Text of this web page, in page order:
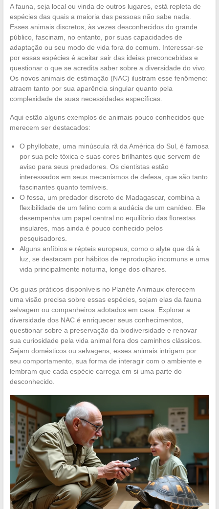
A fauna, seja local ou vinda de outros lugares, está repleta de
espécies das quais a maioria das pessoas não sabe nada.
Esses animais discretos, às vezes desconhecidos do grande
público, fascinam, no entanto, por suas capacidades de
adaptação ou seu modo de vida fora do comum. Interessar-se
por essas espécies é aceitar sair das ideias preconcebidas e
questionar o que se acredita saber sobre a diversidade do vivo.
Os novos animais de estimação (NAC) ilustram esse fenômeno:
atraem tanto por sua aparência singular quanto pela
complexidade de suas necessidades específicas.
Aqui estão alguns exemplos de animais pouco conhecidos que
merecem ser destacados:
O phyllobate, uma minúscula rã da América do Sul, é famosa
por sua pele tóxica e suas cores brilhantes que servem de
aviso para seus predadores. Os cientistas estão
interessados em seus mecanismos de defesa, que são tanto
fascinantes quanto temíveis.
O fossa, um predador discreto de Madagascar, combina a
flexibilidade de um felino com a audácia de um canídeo. Ele
desempenha um papel central no equilíbrio das florestas
insulares, mas ainda é pouco conhecido pelos
pesquisadores.
Alguns anfíbios e répteis europeus, como o alyte que dá à
luz, se destacam por hábitos de reprodução incomuns e uma
vida principalmente noturna, longe dos olhares.
Os guias práticos disponíveis no Planète Animaux oferecem
uma visão precisa sobre essas espécies, sejam elas da fauna
selvagem ou companheiros adotados em casa. Explorar a
diversidade dos NAC é enriquecer seus conhecimentos,
questionar sobre a preservação da biodiversidade e renovar
sua curiosidade pela vida animal fora dos caminhos clássicos.
Sejam domésticos ou selvagens, esses animais intrigam por
seu comportamento, sua forma de interagir com o ambiente e
lembram que cada espécie carrega em si uma parte do
desconhecido.